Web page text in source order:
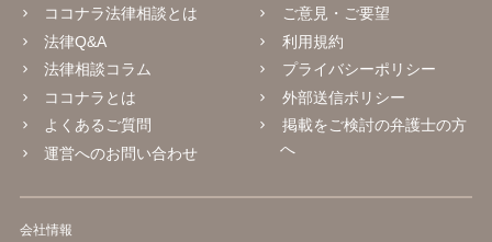
ココナラ法律相談とは
法律Q&A
法律相談コラム
ココナラとは
よくあるご質問
運営へのお問い合わせ
ご意見・ご要望
利用規約
プライバシーポリシー
外部送信ポリシー
掲載をご検討の弁護士の方
へ
会社情報